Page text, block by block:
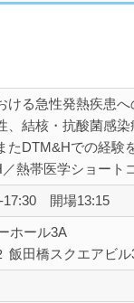
る急性発熱疾患
、結核・抗酸菌感
DTM&Hでの経験
熱帯医学ショート
17:30 開場13:15
ホール3A
飯田橋スクエアビル